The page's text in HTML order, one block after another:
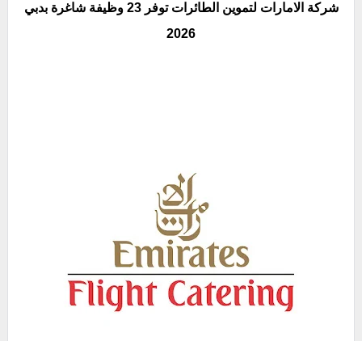
شركة الامارات لتموين الطائرات توفر 23 وظيفة شاغرة بدبي
2026